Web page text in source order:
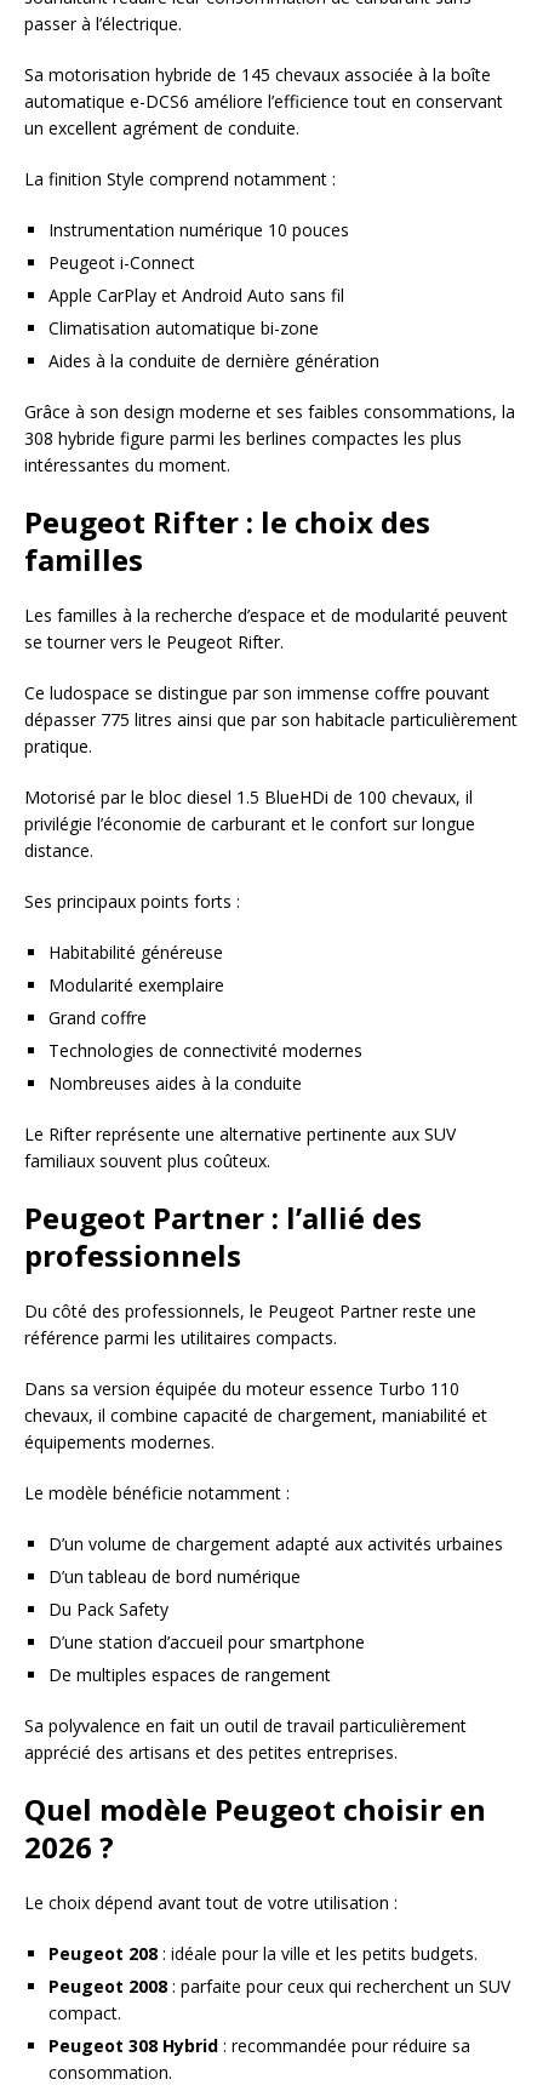
passer à l’électrique.
Sa motorisation hybride de 145 chevaux associée à la boîte
automatique e-DCS6 améliore l’efficience tout en conservant
un excellent agrément de conduite.
La finition Style comprend notamment :
Instrumentation numérique 10 pouces
Peugeot i-Connect
Apple CarPlay et Android Auto sans fil
Climatisation automatique bi-zone
Aides à la conduite de dernière génération
Grâce à son design moderne et ses faibles consommations, la
308 hybride figure parmi les berlines compactes les plus
intéressantes du moment.
Peugeot Rifter : le choix des
familles
Les familles à la recherche d’espace et de modularité peuvent
se tourner vers le Peugeot Rifter.
Ce ludospace se distingue par son immense coffre pouvant
dépasser 775 litres ainsi que par son habitacle particulièrement
pratique.
Motorisé par le bloc diesel 1.5 BlueHDi de 100 chevaux, il
privilégie l’économie de carburant et le confort sur longue
distance.
Ses principaux points forts :
Habitabilité généreuse
Modularité exemplaire
Grand coffre
Technologies de connectivité modernes
Nombreuses aides à la conduite
Le Rifter représente une alternative pertinente aux SUV
familiaux souvent plus coûteux.
Peugeot Partner : l’allié des
professionnels
Du côté des professionnels, le Peugeot Partner reste une
référence parmi les utilitaires compacts.
Dans sa version équipée du moteur essence Turbo 110
chevaux, il combine capacité de chargement, maniabilité et
équipements modernes.
Le modèle bénéficie notamment :
D’un volume de chargement adapté aux activités urbaines
D’un tableau de bord numérique
Du Pack Safety
D’une station d’accueil pour smartphone
De multiples espaces de rangement
Sa polyvalence en fait un outil de travail particulièrement
apprécié des artisans et des petites entreprises.
Quel modèle Peugeot choisir en
2026 ?
Le choix dépend avant tout de votre utilisation :
Peugeot 208 : idéale pour la ville et les petits budgets.
Peugeot 2008 : parfaite pour ceux qui recherchent un SUV
compact.
Peugeot 308 Hybrid : recommandée pour réduire sa
consommation.